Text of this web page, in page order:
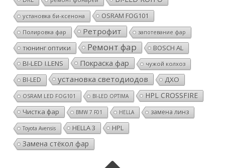
установка би-ксенона OSRAM FOG101
Полировка фар Ретрофит запотевание фар
тюнинг оптики Ремонт фар
BOSCH AL
BI-LED I.LENS
Покраска фар чужой колхоз
BI-LED установка светодиодов ДХО
OSRAM LED FOG101 BI-LED OPTIMA HPL CROSSFIRE
Чистка фар BMW 7 F01 HELLA замена линз
Toyota Avensis HELLA 3 HPL
Замена стёкол фар